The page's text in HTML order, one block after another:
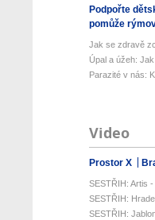
Podpořte
pomůže
Jak se zdravě
Úpal a úžeh:
Parazité v nás:
Video
Prostor X
SESTŘIH: Artis
SESTŘIH:
SESTŘIH: